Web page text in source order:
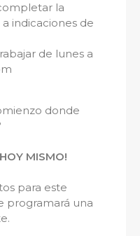
la
indicaciones de
de lunes a
donde
MISMO!
para este
programará una